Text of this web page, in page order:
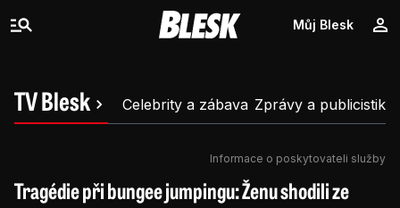
Můj Blesk
TV Blesk Celebrity a zábava Zprávy a publicistika
Informace o poskytovateli služby
Tragédie při bungee jumpingu: Ženu shodili ze